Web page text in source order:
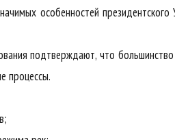
особенностей
подтверждают, что
процессы.